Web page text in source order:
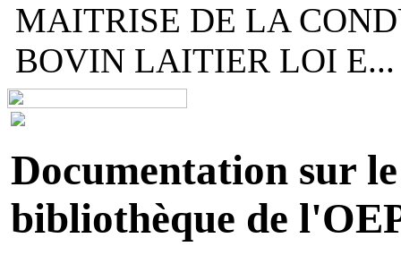
MAITRISE DE LA
BOVIN LAITIER LOI E...
Documentation sur
bibliothèque de